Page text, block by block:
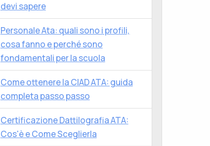
devi sapere
Personale Ata: quali sono i profili,
cosa fanno e perché sono
fondamentali per la scuola
Come ottenere la CIAD ATA: guida
completa passo passo
Certificazione Dattilografia ATA:
Cos'è e Come Sceglierla